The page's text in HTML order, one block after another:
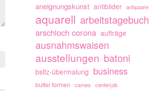
aneignungskunst antibilder antipaare
aquarell arbeitstagebuch
arschloch corona aufträge
ausnahmswaisen
ausstellungen batoni
bsltz-übermalung business
butter formen cameo centerjob